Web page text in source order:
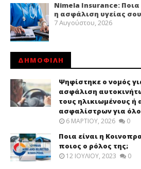
Nimela Insurance:
η ασφάλιση υγείας σου
7 Αυγούστου, 2026
ΔΗΜΟΦΙΛΗ
Ψηφίστηκε ο νομός
ασφάλιση
τους ηλικιωμένους ή
ασφαλίστρων για
6 ΜΑΡΤΊΟΥ, 2026 0
Ποια είναι η
ποιος ο ρόλος της;
12 ΙΟΥΛΊΟΥ, 2023 0